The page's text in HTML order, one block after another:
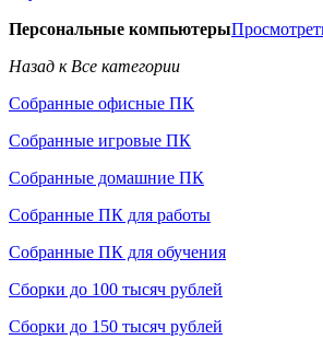
Персональные компьютеры
Назад к Все категории
Собранные офисные ПК
Собранные игровые ПК
Собранные домашние ПК
Собранные ПК для работы
Собранные ПК для обучения
Сборки до 100 тысяч рублей
Сборки до 150 тысяч рублей